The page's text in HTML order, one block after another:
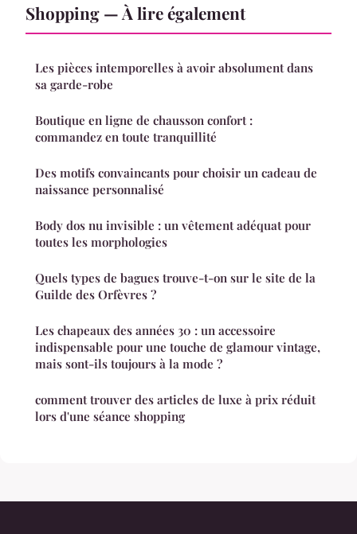
Shopping — À lire également
Les pièces intemporelles à avoir absolument dans
sa garde-robe
Boutique en ligne de chausson confort :
commandez en toute tranquillité
Des motifs convaincants pour choisir un cadeau de
naissance personnalisé
Body dos nu invisible : un vêtement adéquat pour
toutes les morphologies
Quels types de bagues trouve-t-on sur le site de la
Guilde des Orfèvres ?
Les chapeaux des années 30 : un accessoire
indispensable pour une touche de glamour vintage,
mais sont-ils toujours à la mode ?
comment trouver des articles de luxe à prix réduit
lors d'une séance shopping